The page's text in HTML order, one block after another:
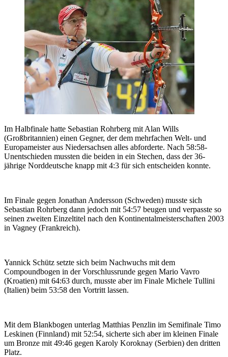
Im Halbfinale hatte Sebastian Rohrberg mit Alan Wills
(Großbritannien) einen Gegner, der dem mehrfachen Welt- und
Europameister aus Niedersachsen alles abforderte. Nach 58:58-
Unentschieden mussten die beiden in ein Stechen, dass der 36-
jährige Norddeutsche knapp mit 4:3 für sich entscheiden konnte.
Im Finale gegen Jonathan Andersson (Schweden) musste sich
Sebastian Rohrberg dann jedoch mit 54:57 beugen und verpasste so
seinen zweiten Einzeltitel nach den Kontinentalmeisterschaften 2003
in Vagney (Frankreich).
Yannick Schütz setzte sich beim Nachwuchs mit dem
Compoundbogen in der Vorschlussrunde gegen Mario Vavro
(Kroatien) mit 64:63 durch, musste aber im Finale Michele Tullini
(Italien) beim 53:58 den Vortritt lassen.
Mit dem Blankbogen unterlag Matthias Penzlin im Semifinale Timo
Leskinen (Finnland) mit 52:54, sicherte sich aber im kleinen Finale
um Bronze mit 49:46 gegen Karoly Koroknay (Serbien) den dritten
Platz.